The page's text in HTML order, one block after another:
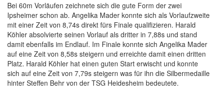
Bei 60m Vorläufen zeichnete sich die gute Form der zwei
Ipsheimer schon ab. Angelika Mader konnte sich als Vorlaufzweite
mit einer Zeit von 8,74s direkt fürs Finale qualifizieren. Harald
Köhler absolvierte seinen Vorlauf als dritter in 7,88s und stand
damit ebenfalls im Endlauf. Im Finale konnte sich Angelika Mader
auf eine Zeit von 8,58s steigern und erreichte damit einen dritten
Platz. Harald Köhler hat einen guten Start erwischt und konnte
sich auf eine Zeit von 7,79s steigern was für ihn die Silbermedaille
hinter Steffen Behr von der TSG Heidesheim bedeutete.